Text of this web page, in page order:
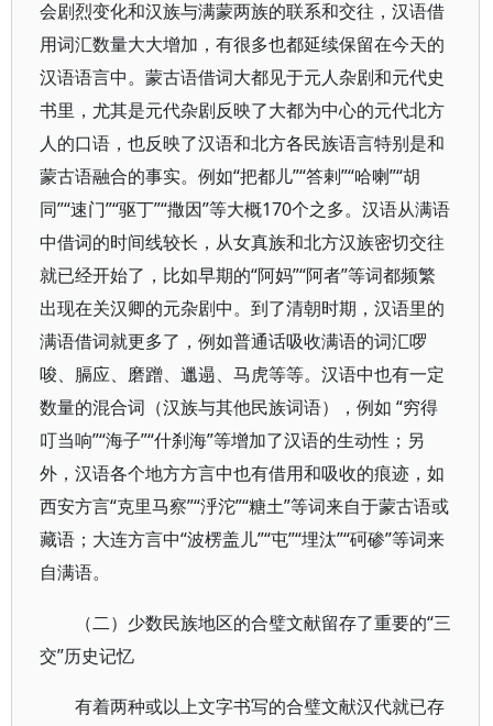
会剧烈变化和汉族与满蒙两族的联系和交往，汉语借
用词汇数量大大增加，有很多也都延续保留在今天的
汉语语言中。蒙古语借词大都见于元人杂剧和元代史
书里，尤其是元代杂剧反映了大都为中心的元代北方
人的口语，也反映了汉语和北方各民族语言特别是和
蒙古语融合的事实。例如“把都儿”“答剌”“哈喇”“胡
同”“速门”“驱丁”“撒因”等大概170个之多。汉语从满语
中借词的时间线较长，从女真族和北方汉族密切交往
就已经开始了，比如早期的“阿妈”“阿者”等词都频繁
出现在关汉卿的元杂剧中。到了清朝时期，汉语里的
满语借词就更多了，例如普通话吸收满语的词汇啰
唆、膈应、磨蹭、邋遢、马虎等等。汉语中也有一定
数量的混合词（汉族与其他民族词语），例如 “穷得
叮当响”“海子”“什刹海”等增加了汉语的生动性；另
外，汉语各个地方方言中也有借用和吸收的痕迹，如
西安方言“克里马察”“泘沱”“糖土”等词来自于蒙古语或
藏语；大连方言中“波楞盖儿”“屯”“埋汰”“砢碜”等词来
自满语。
（二）少数民族地区的合璧文献留存了重要的“三
交”历史记忆
有着两种或以上文字书写的合璧文献汉代就已存